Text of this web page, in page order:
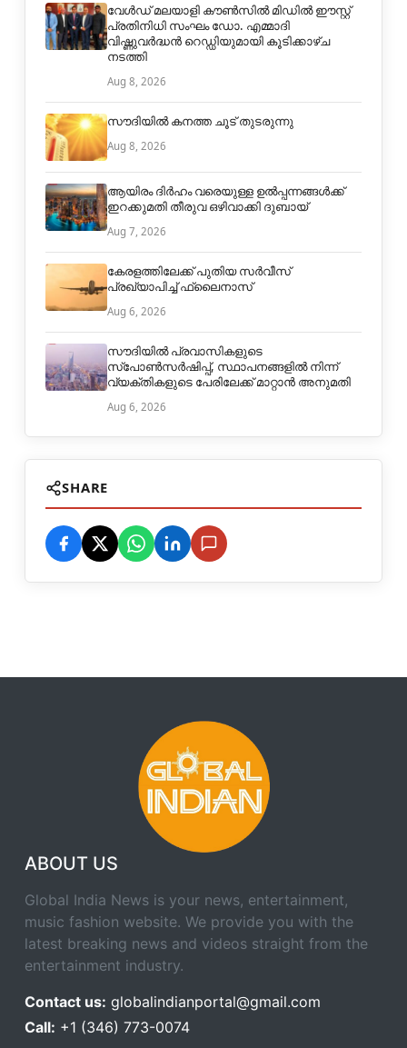
വേൾഡ് മലയാളി കൗൺസിൽ മിഡിൽ ഈസ്റ്റ്
പ്രതിനിധി സംഘം ഡോ. എമ്മാദി
വിഷ്ണുവർദ്ധൻ റെഡ്ഡിയുമായി കൂടിക്കാഴ്ച
നടത്തി
Aug 8, 2026
സൗദിയിൽ കനത്ത ചൂട് തുടരുന്നു
Aug 8, 2026
ആയിരം ദിര്‍ഹം വരെയുള്ള ഉല്‍പ്പന്നങ്ങള്‍ക്ക്
ഇറക്കുമതി തീരുവ ഒഴിവാക്കി ദുബായ്
Aug 7, 2026
കേരളത്തിലേക്ക് പുതിയ സർവീസ്
പ്രഖ്യാപിച്ച് ഫ്ലൈനാസ്
Aug 6, 2026
സൗദിയിൽ പ്രവാസികളുടെ
സ്പോൺസർഷിപ്പ്, സ്ഥാപനങ്ങളിൽ നിന്ന്
വ്യക്തികളുടെ പേരിലേക്ക് മാറ്റാൻ അനുമതി
Aug 6, 2026
SHARE
ABOUT US
Global India News is your news, entertainment,
music fashion website. We provide you with the
latest breaking news and videos straight from the
entertainment industry.
Contact us: globalindianportal@gmail.com
Call: +1 (346) 773-0074